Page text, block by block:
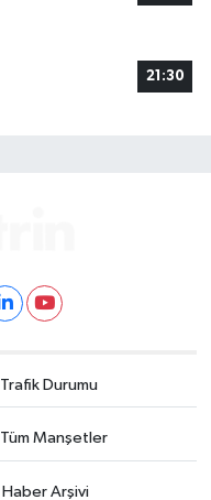
21:30
Trafik Durumu
Tüm Manşetler
Haber Arşivi